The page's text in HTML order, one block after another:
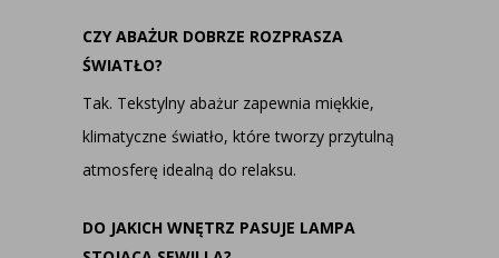
CZY ABAŻUR DOBRZE ROZPRASZA
ŚWIATŁO?
Tak. Tekstylny abażur zapewnia miękkie,
klimatyczne światło, które tworzy przytulną
atmosferę idealną do relaksu.
DO JAKICH WNĘTRZ PASUJE LAMPA